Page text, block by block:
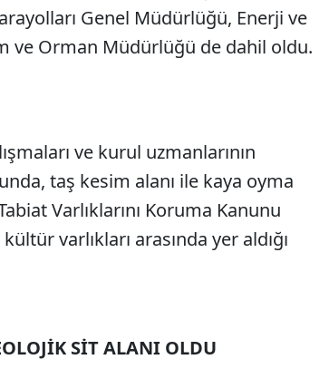
Genel Müdürlüğü, Enerji ve
ve Orman Müdürlüğü de dahil oldu.
ve kurul uzmanlarının
taş kesim alanı ile kaya oyma
Varlıklarını Koruma Kanunu
varlıkları arasında yer aldığı
SİT ALANI OLDU